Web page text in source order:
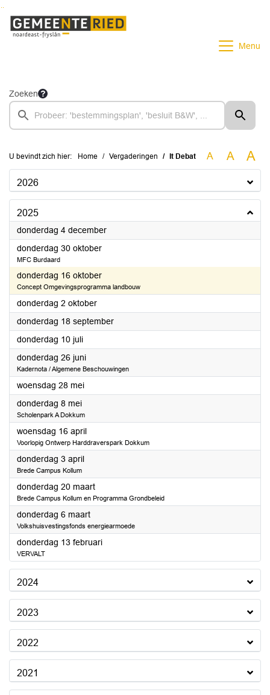
Menu
Zoeken
U bevindt zich hier: Home Vergaderingen It Debat A A A
2026
2025
donderdag 4 december2025
donderdag 30 oktober2025
MFC Burdaard
donderdag 16 oktober2025
Concept Omgevingsprogramma landbouw
donderdag 2 oktober2025
donderdag 18 september2025
donderdag 10 juli2025
donderdag 26 juni2025
Kadernota / Algemene Beschouwingen
woensdag 28 mei2025
donderdag 8 mei2025
Scholenpark A Dokkum
woensdag 16 april2025
Voorlopig Ontwerp Harddraverspark Dokkum
donderdag 3 april2025
Brede Campus Kollum
donderdag 20 maart2025
Brede Campus Kollum en Programma Grondbeleid
donderdag 6 maart2025
Volkshuisvestingsfonds energiearmoede
donderdag 13 februari2025
VERVALT
2024
2023
2022
2021